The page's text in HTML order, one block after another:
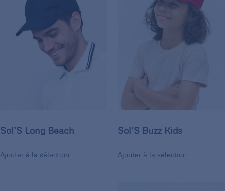
Sol’S Long Beach
Ajouter à la sélection
Sol’S Buzz Kids
Ajouter à la sélection